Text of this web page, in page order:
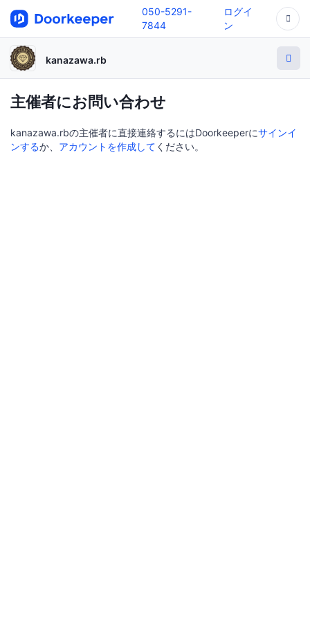
050-5291-
7844
ログイ
ン
kanazawa.rb
主催者にお問い合わせ
kanazawa.rbの主催者に直接連絡するにはDoorkeeperにサインイ
ンするか、 アカウントを作成して ください。